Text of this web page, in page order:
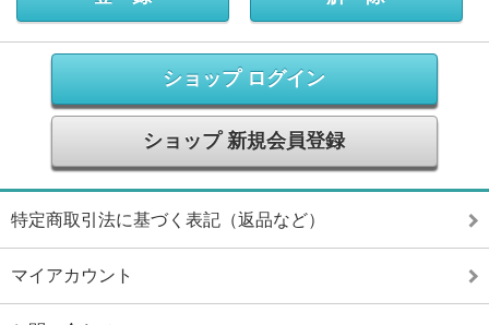
ショップ ログイン
ショップ 新規会員登録
特定商取引法に基づく表記（返品など）
マイアカウント